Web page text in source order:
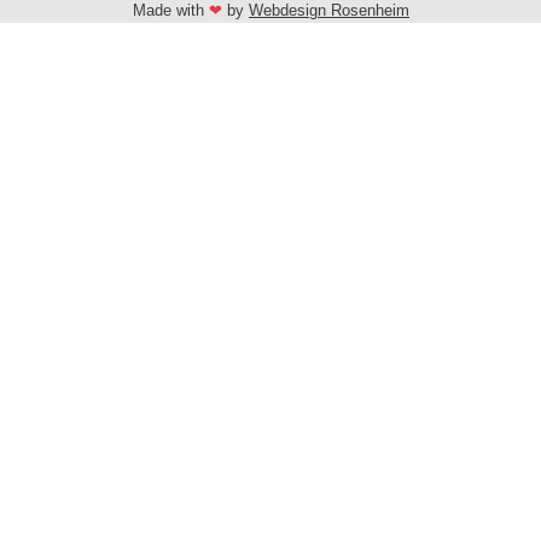
Made with ❤ by Webdesign Rosenheim